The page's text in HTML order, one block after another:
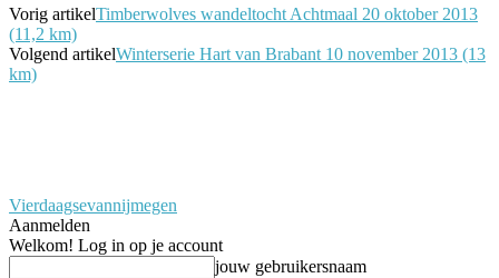
Vorig artikelTimberwolves wandeltocht Achtmaal 20 oktober 2013
(11,2 km)
Volgend artikelWinterserie Hart van Brabant 10 november 2013 (13
km)
Vierdaagsevannijmegen
Aanmelden
Welkom! Log in op je account
jouw gebruikersnaam